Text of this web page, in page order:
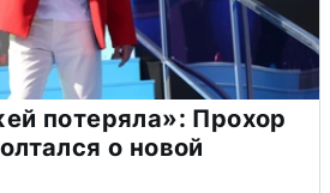
потеряла»: Прохор
о новой